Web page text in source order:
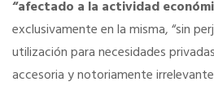
VENTAJAS EN SEGUROS
“afectado a la actividad
exclusivamente en la misma, “sin
utilización para necesidades
accesoria y notoriamente